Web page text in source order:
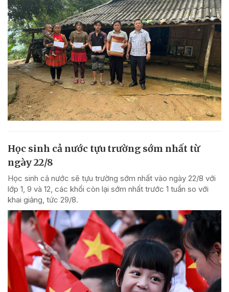
Học sinh cả nước tựu trường sớm nhất từ
ngày 22/8
Học sinh cả nước sẽ tựu trường sớm nhất vào ngày 22/8 với
lớp 1, 9 và 12, các khối còn lại sớm nhất trước 1 tuần so với
khai giảng, tức 29/8.